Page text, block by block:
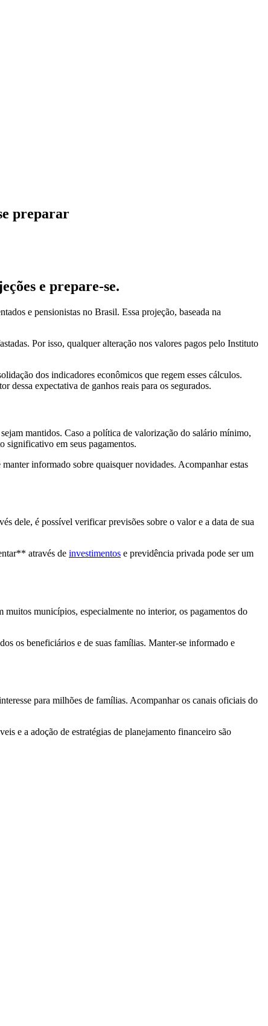
preparar
e prepare-se.
e pensionistas no Brasil. Essa projeção, baseada na
Por isso, qualquer alteração nos valores pagos pelo Instituto
dos indicadores econômicos que regem esses cálculos.
expectativa de ganhos reais para os segurados.
mantidos. Caso a política de valorização do salário mínimo,
significativo em seus pagamentos.
informado sobre quaisquer novidades. Acompanhar estas
dele, é possível verificar previsões sobre o valor e a data de sua
através de investimentos e previdência privada pode ser um
municípios, especialmente no interior, os pagamentos do
os beneficiários e de suas famílias. Manter-se informado e
para milhões de famílias. Acompanhar os canais oficiais do
e a adoção de estratégias de planejamento financeiro são